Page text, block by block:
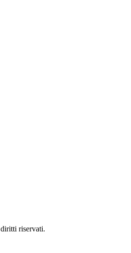
riservati.